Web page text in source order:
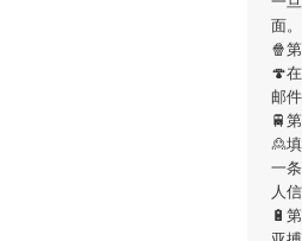
面。
🍿
🍄
邮
🚆
🙎
一
人
🔋